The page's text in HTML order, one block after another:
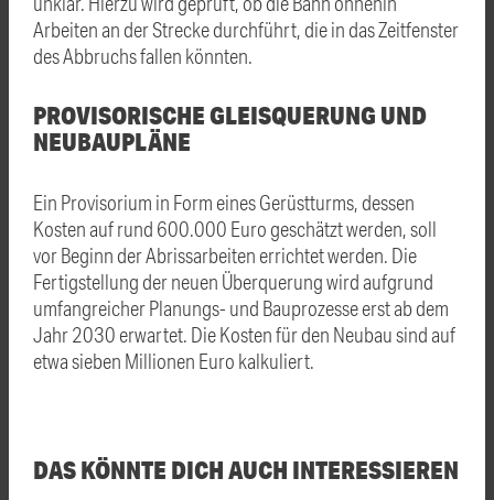
Arbeiten an der Strecke durchführt, die in das Zeitfenster
des Abbruchs fallen könnten.
PROVISORISCHE GLEISQUERUNG UND
NEUBAUPLÄNE
Ein Provisorium in Form eines Gerüstturms, dessen
Kosten auf rund 600.000 Euro geschätzt werden, soll
vor Beginn der Abrissarbeiten errichtet werden. Die
Fertigstellung der neuen Überquerung wird aufgrund
umfangreicher Planungs- und Bauprozesse erst ab dem
Jahr 2030 erwartet. Die Kosten für den Neubau sind auf
etwa sieben Millionen Euro kalkuliert.
DAS KÖNNTE DICH AUCH INTERESSIEREN